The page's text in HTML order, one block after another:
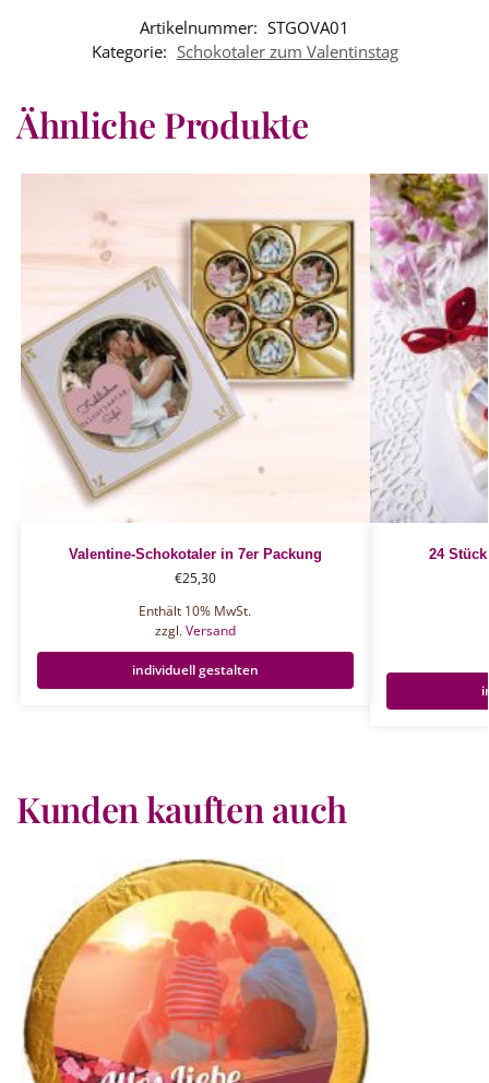
Artikelnummer: STGOVA01
Kategorie: Schokotaler zum Valentinstag
Ähnliche Produkte
Valentine-Schokotaler in 7er Packung
€25,30
Enthält 10% MwSt.
zzgl.Versand
individuell gestalten
24
Kunden kauften auch